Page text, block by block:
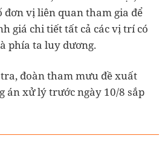
đơn vị liên quan tham gia để
giá chi tiết tất cả các vị trí có
phía ta luy dương.
đoàn tham mưu đề xuất
án xử lý trước ngày 10/8 sắp